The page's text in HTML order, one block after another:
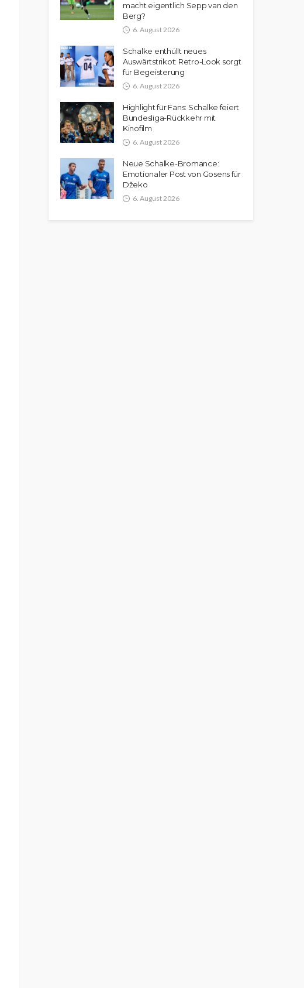
macht eigentlich Sepp van den
Berg?
6. August 2026
Schalke enthüllt neues
Auswärtstrikot: Retro-Look sorgt
für Begeisterung
6. August 2026
Highlight für Fans: Schalke feiert
Bundesliga-Rückkehr mit
Kinofilm
6. August 2026
Neue Schalke-Bromance:
Emotionaler Post von Gosens für
Džeko
6. August 2026